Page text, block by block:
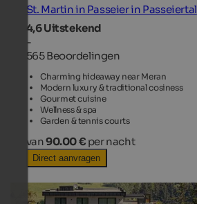
St. Martin in Passeier in Passeiertal
4,6Uitstekend
-
565 Beoordelingen
Charming hideaway near Meran
Modern luxury & traditional cosiness
Gourmet cuisine
Wellness & spa
Garden & tennis courts
van90.00 € per nacht
Direct aanvragen